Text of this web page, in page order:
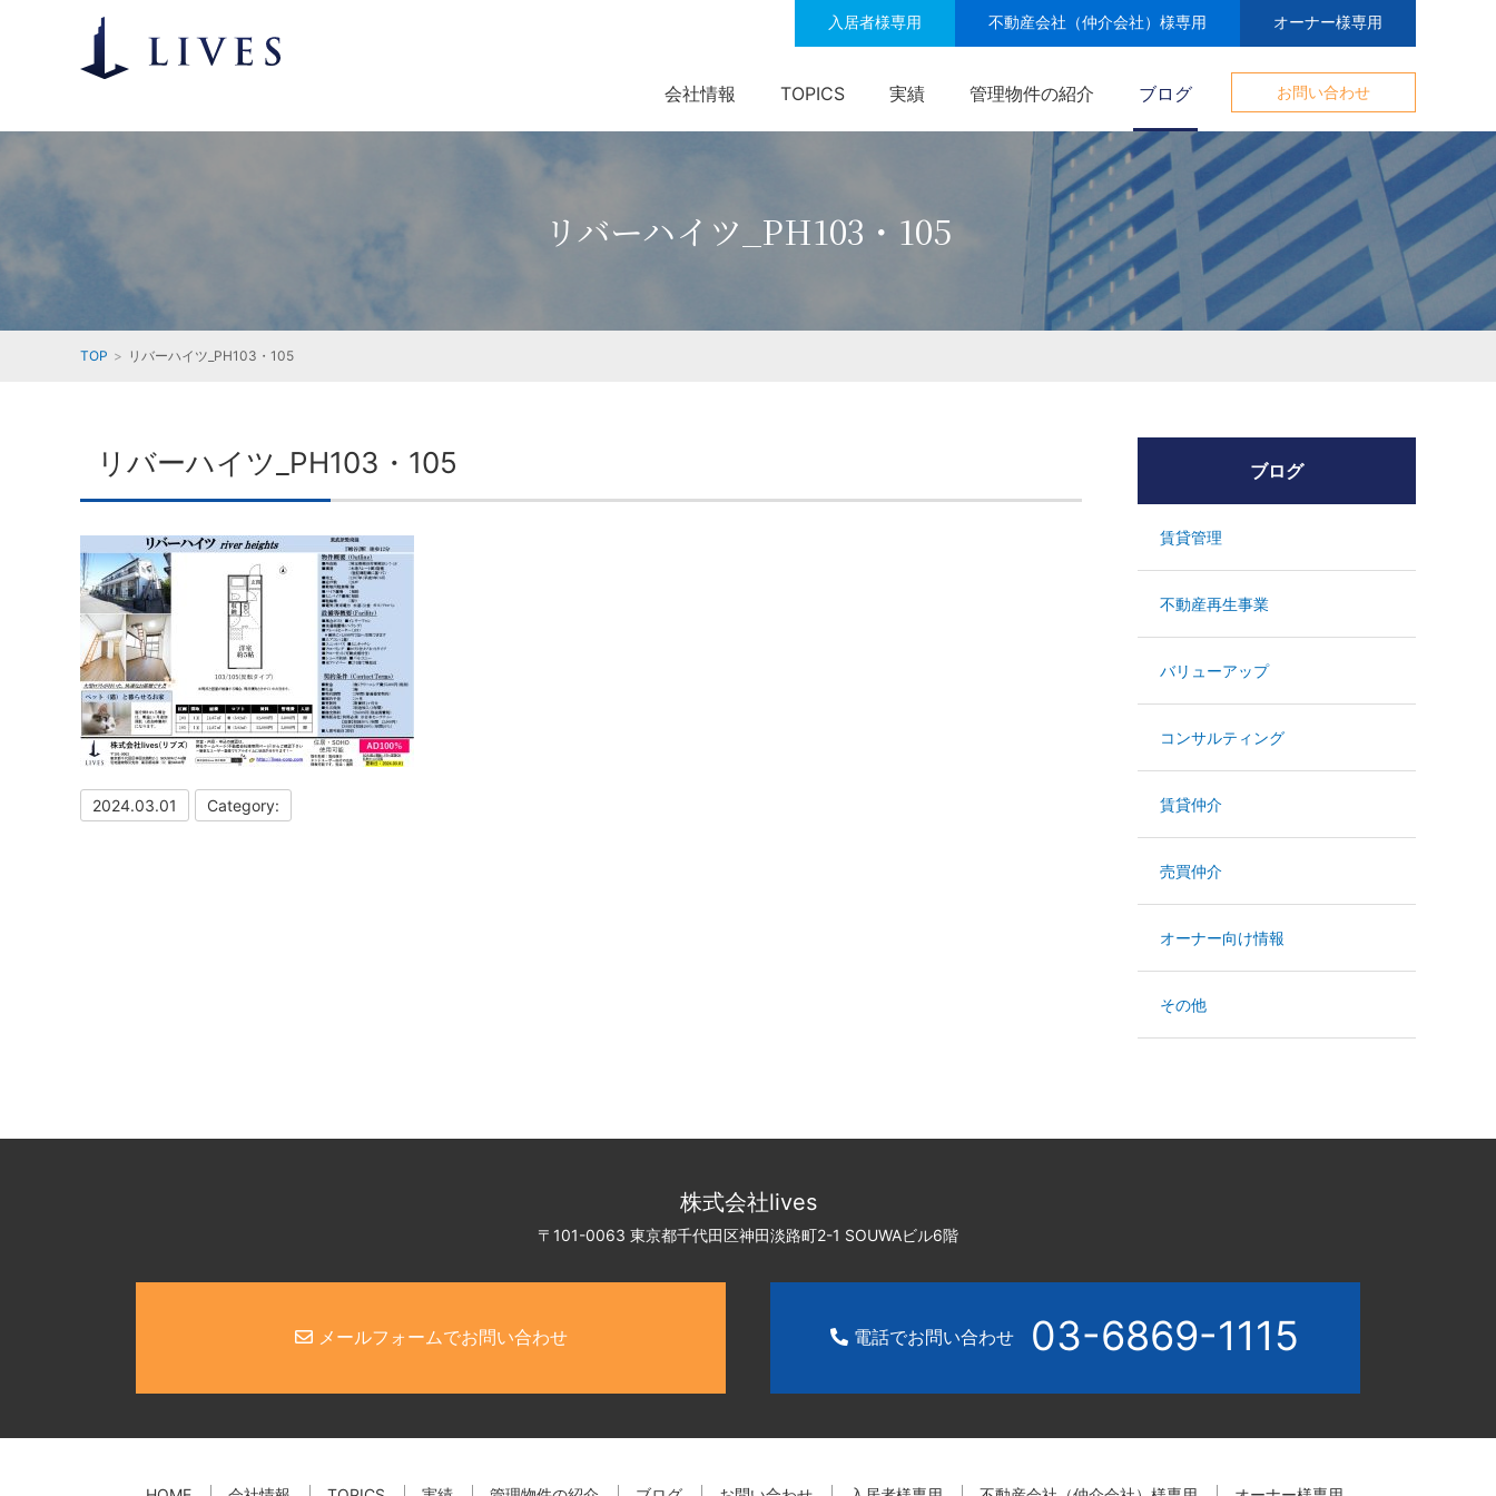
入居者様専用 不動産会社（仲介会社）様専用 オーナー様専用
会社情報 TOPICS 実績 管理物件の紹介 ブログ お問い合わせ
リバーハイツ_PH103・105
TOP リバーハイツ_PH103・105
リバーハイツ_PH103・105
2024.03.01 Category:
ブログ
賃貸管理
不動産再生事業
バリューアップ
コンサルティング
賃貸仲介
売買仲介
オーナー向け情報
その他
株式会社lives
〒101-0063 東京都千代田区神田淡路町2-1 SOUWAビル6階
メールフォームでお問い合わせ 電話でお問い合わせ 03-6869-1115